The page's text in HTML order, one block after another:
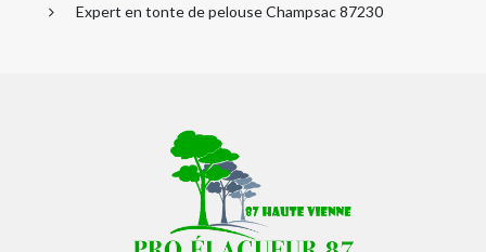
Expert en tonte de pelouse Champsac 87230